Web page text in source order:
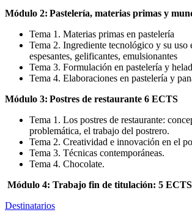
Módulo 2: Pastelería, materias primas y
Tema 1. Materias primas en pastelería
Tema 2. Ingrediente tecnológico y su uso
espesantes, gelificantes, emulsionantes
Tema 3. Formulación en pastelería y
Tema 4. Elaboraciones en pastelería y
Módulo 3: Postres de restaurante 6 ECTS
Tema 1. Los postres de restaurante:
problemática, el trabajo del postrero.
Tema 2. Creatividad e innovación en el
Tema 3. Técnicas contemporáneas.
Tema 4. Chocolate.
Módulo 4: Trabajo fin de titulación: 5 ECTS
Destinatarios